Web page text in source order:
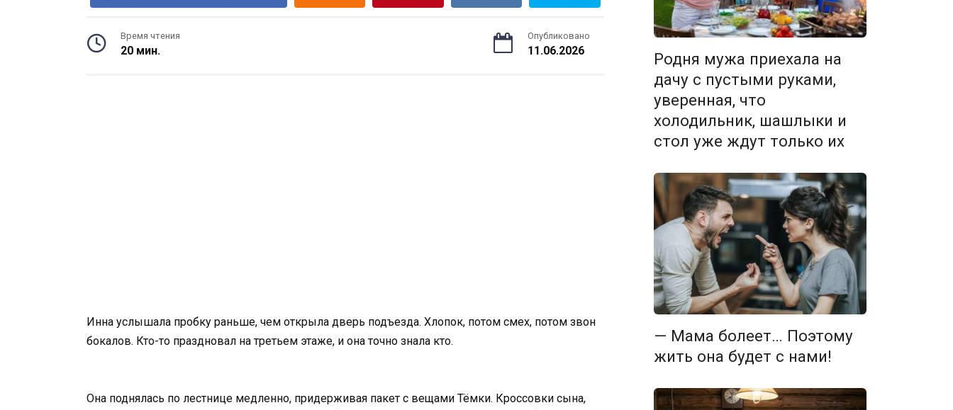
Время чтения
20 мин.
Опубликовано
11.06.2026
Инна услышала пробку раньше, чем открыла дверь подъезда. Хлопок, потом смех, потом звон
бокалов. Кто-то праздновал на третьем этаже, и она точно знала кто.
Она поднялась по лестнице медленно, придерживая пакет с вещами Тёмки. Кроссовки сына,
Родня мужа приехала на
дачу с пустыми руками,
уверенная, что
холодильник, шашлыки и
стол уже ждут только их
— Мама болеет… Поэтому
жить она будет с нами!